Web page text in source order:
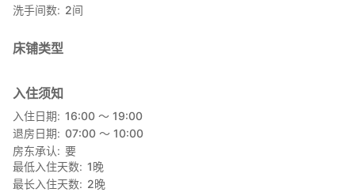
洗手间数
2间
床铺类型
入住须知
入住日期
16:00 〜 19:00
退房日期
07:00 〜 10:00
房东承认
要
最低入住天数 1晚
最长入住天数
2晚